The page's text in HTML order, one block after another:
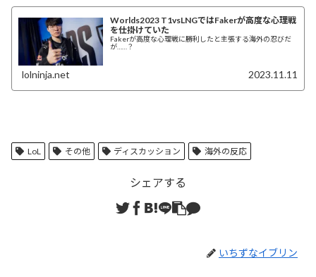
Worlds2023 T1vsLNGではFakerが高度な心理戦
を仕掛けていた
Fakerが高度な心理戦に勝利したと主張する海外の忍びだ
が……？
lolninja.net 2023.11.11
LoL その他 ディスカッション 海外の反応
シェアする
いちずなイブリン